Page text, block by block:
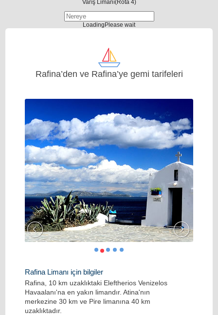
Varış Limanı(Rota 4)
Loading Please wait
Rafina’den ve Rafina’ye gemi tarifeleri
Rafina Limanı için bilgiler
Rafina, 10 km uzaklıktaki Eleftherios Venizelos
Havaalanı'na en yakın limandır. Atina'nın
merkezine 30 km ve Pire limanına 40 km
uzaklıktadır.